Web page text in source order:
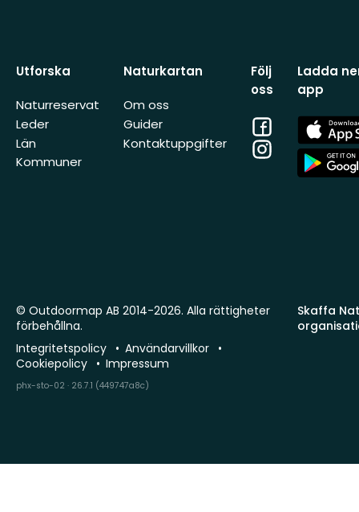
Utforska
Naturreservat
Leder
Län
Kommuner
Naturkartan
Om oss
Guider
Kontaktuppgifter
Följ
oss
Facebook
Instagram
Ladda
app
App
Store
App
Store
Skaffa
© Outdoormap AB 2014-2026. Alla rättigheter
förbehållna.
Integritetspolicy
Användarvillkor
Cookiepolicy
Impressum
phx-sto-02 · 26.7.1 (449747a8c)